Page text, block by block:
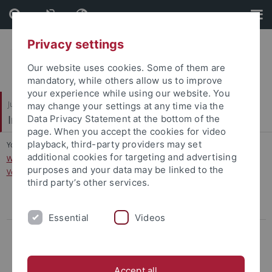
Skip
to
content
Skip
to
footer
Juristische Fakultät
Institut für Kriminologie
You are here: Startseite
...
Was bedeutet Sicherheit in Deutschland? Erkenntnisse aus dem
Verbundprojekt BaSiD zu Sicherheitslagen und -befindlichkeiten
Aufnahme in den Verteiler
Gefährliche Orte oder gefährliche Kameras? Die
Videoüberwachung im öffentlichen Raum
Privacy settings
Our website uses cookies. Some of them are
mandatory, while others allow us to improve
your experience while using our website. You
may change your settings at any time via the
Data Privacy Statement at the bottom of the
page. When you accept the cookies for video
playback, third-party providers may set
additional cookies for targeting and advertising
purposes and your data may be linked to the
third party’s other services.
Essential Videos